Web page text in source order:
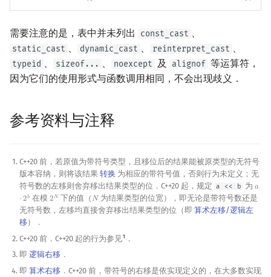
需要注意的是，表中并未列出 const_cast 、
static_cast 、 dynamic_cast 、 reinterpret_cast 、
typeid 、 sizeof... 、 noexcept 及 alignof 等运算符，
因为它们的使用形式与函数调用相同，不会出现歧义．
参考资料与注释
C++20 前，若原值为带符号类型，且移位后的结果能被原类型的无符号
版本容纳，则将该结果 转换 为相应的带符号值，否则行为未定义；无
符号数的左移则舍弃移出结果类型的位．C++20 起，规定 a << b 为𝑎
⋅2𝑏
a
在模 2𝑁
2N 下的值（𝑁
N 为结果类型的位宽），即无论是带符号数还是
无符号数，左移均直接舍弃移出结果类型的位（即 算术左移/逻辑左
移）．
C++20 前．C++20 起的行为参见1
．
即 逻辑右移 ．
即 算术右移 ．C++20 前，带符号的右移是依实现定义的，在大多数实现